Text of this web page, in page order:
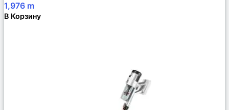
1,976 m
В Корзину